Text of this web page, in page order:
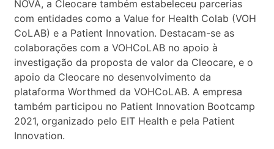
NOVA, a Cleocare também estabeleceu parcerias
com entidades como a Value for Health Colab (VOH
CoLAB) e a Patient Innovation. Destacam-se as
colaborações com a VOHCoLAB no apoio à
investigação da proposta de valor da Cleocare, e o
apoio da Cleocare no desenvolvimento da
plataforma Worthmed da VOHCoLAB. A empresa
também participou no Patient Innovation Bootcamp
2021, organizado pelo EIT Health e pela Patient
Innovation.